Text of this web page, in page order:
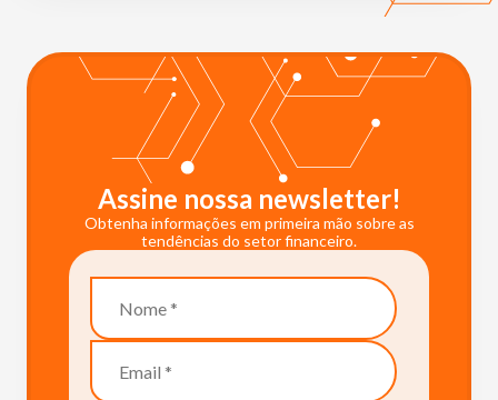
Assine nossa newsletter!
Obtenha informações em primeira mão sobre as
tendências do setor financeiro.